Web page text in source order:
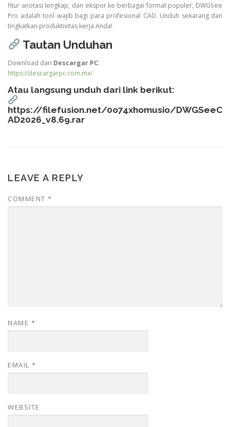
fitur anotasi lengkap, dan ekspor ke berbagai format populer, DWGSee
Pro adalah tool wajib bagi para profesional CAD. Unduh sekarang dan
tingkatkan produktivitas kerja Anda!
Tautan Unduhan
Download dari Descargar PC:
https://descargarpc.com.mx/
Atau langsung unduh dari link berikut:
https://filefusion.net/0o74xhomusio/DWGSeeC
AD2026_v8.69.rar
LEAVE A REPLY
COMMENT *
NAME *
EMAIL *
WEBSITE